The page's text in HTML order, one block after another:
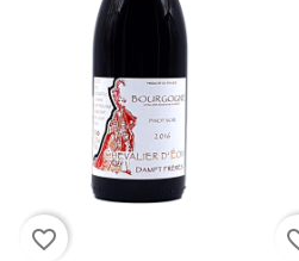
favorite_border